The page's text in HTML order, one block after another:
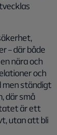
– där både
nära och
och
men ständigt
där små
är ett
utan att bli